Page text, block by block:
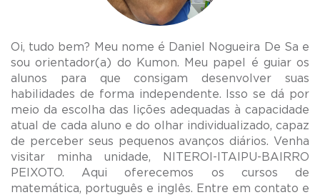
Oi, tudo bem? Meu nome é Daniel Nogueira De Sa e
sou orientador(a) do Kumon. Meu papel é guiar os
alunos para que consigam desenvolver suas
habilidades de forma independente. Isso se dá por
meio da escolha das lições adequadas à capacidade
atual de cada aluno e do olhar individualizado, capaz
de perceber seus pequenos avanços diários. Venha
visitar minha unidade, NITEROI-ITAIPU-BAIRRO
PEIXOTO. Aqui oferecemos os cursos de
matemática, português e inglês. Entre em contato e